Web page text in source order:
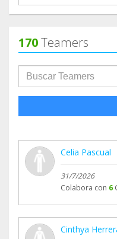
170Teamers
Celia Pascual
31/7/2026
Colabora con 6
Cinthya